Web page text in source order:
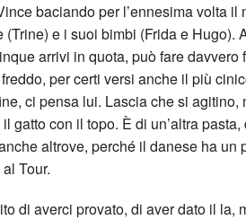
baciando per l’ennesima volta il
(Trine) e i suoi bimbi (Frida e Hugo).
arrivi in quota, può fare davvero
per certi versi anche il più
ci pensa lui. Lascia che si agitino,
gatto con il topo. È di un’altra pasta,
altrove, perché il danese ha un
Tour.
di averci provato, di aver dato il la,
#334